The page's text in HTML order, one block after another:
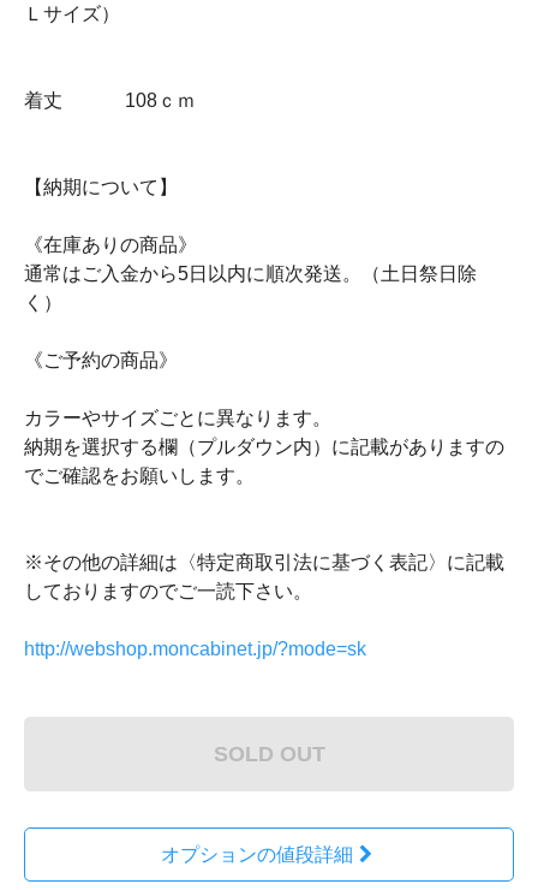
Ｌサイズ）
着丈 108ｃｍ
【納期について】
《在庫ありの商品》
通常はご入金から5日以内に順次発送。（土日祭日除
く）
《ご予約の商品》
カラーやサイズごとに異なります。
納期を選択する欄（プルダウン内）に記載がありますの
でご確認をお願いします。
※その他の詳細は〈特定商取引法に基づく表記〉に記載
しておりますのでご一読下さい。
http://webshop.moncabinet.jp/?mode=sk
SOLD OUT
オプションの値段詳細